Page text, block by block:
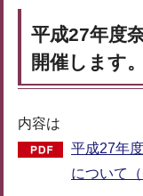
平成27年度
開催します。
内容は
平成27年
について